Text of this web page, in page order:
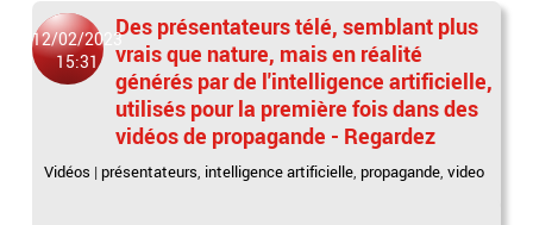
12/02/2023
15:31
Des présentateurs télé, semblant plus
vrais que nature, mais en réalité
générés par de l'intelligence artificielle,
utilisés pour la première fois dans des
vidéos de propagande - Regardez
Vidéos | présentateurs, intelligence artificielle, propagande,video